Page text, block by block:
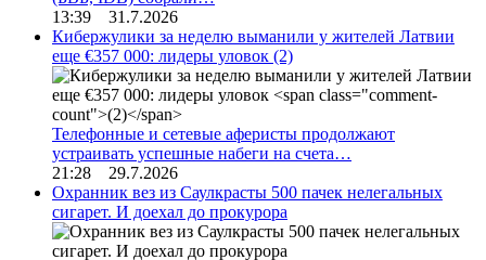
13:39 31.7.2026
Кибержулики за неделю выманили у жителей Латвии
еще €357 000: лидеры уловок (2)
Телефонные и сетевые аферисты продолжают
устраивать успешные набеги на счета…
21:28 29.7.2026
Охранник вез из Саулкрасты 500 пачек нелегальных
сигарет. И доехал до прокурора